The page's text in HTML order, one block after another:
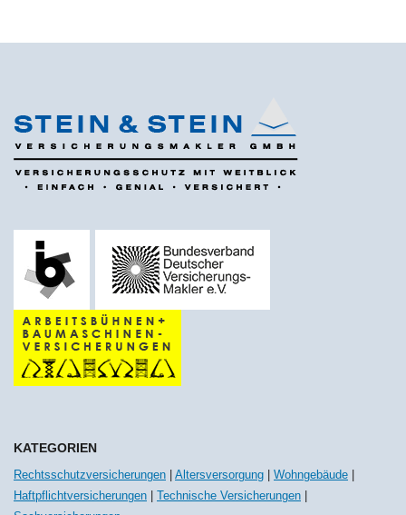
KATEGORIEN
Rechtsschutzversicherungen Altersversorgung Wohngebäude
Haftpflichtversicherungen
Technische Versicherungen